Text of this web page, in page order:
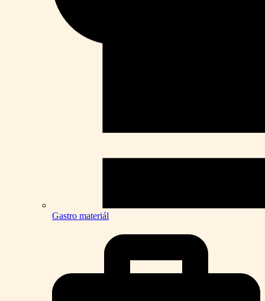
Gastro materiál